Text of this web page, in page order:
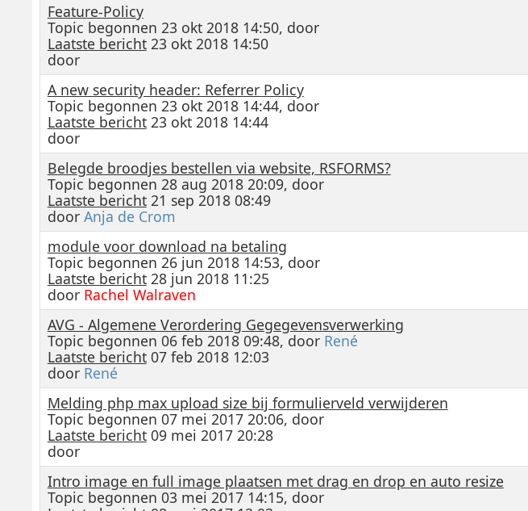
Feature-Policy
Topic begonnen 23 okt 2018 14:50, door
Laatste bericht23 okt 2018 14:50
door
A new security header: Referrer Policy
Topic begonnen 23 okt 2018 14:44, door
Laatste bericht23 okt 2018 14:44
door
Belegde broodjes bestellen via website, RSFORMS?
Topic begonnen 28 aug 2018 20:09, door
Laatste bericht21 sep 2018 08:49
door Anja de Crom
module voor download na betaling
Topic begonnen 26 jun 2018 14:53, door
Laatste bericht28 jun 2018 11:25
door Rachel Walraven
AVG - Algemene Verordering Gegegevensverwerking
Topic begonnen 06 feb 2018 09:48, door René
Laatste bericht07 feb 2018 12:03
door René
Melding php max upload size bij formulierveld verwijderen
Topic begonnen 07 mei 2017 20:06, door
Laatste bericht09 mei 2017 20:28
door
Intro image en full image plaatsen met drag en drop en auto resize
Topic begonnen 03 mei 2017 14:15, door